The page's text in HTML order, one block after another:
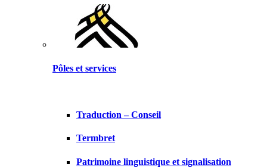
Pôles et services
Traduction – Conseil
Termbret
Patrimoine linguistique et signalisation